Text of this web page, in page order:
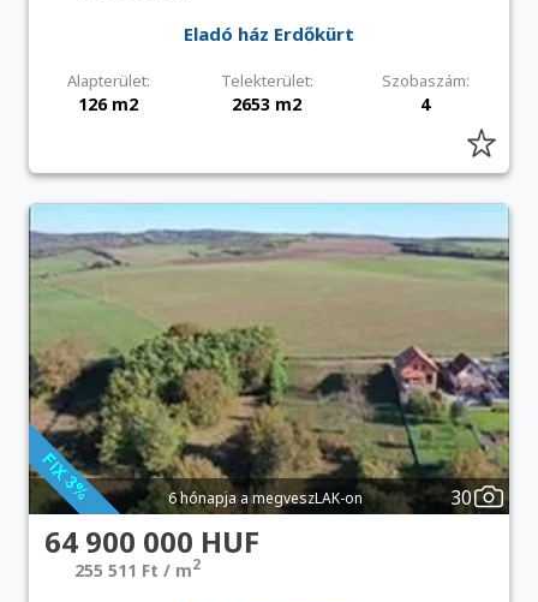
Eladó ház Erdőkürt
Alapterület: Telekterület: Szobaszám:
126 m2 2653 m2 4
6 hónapja a megveszLAK-on 30
64 900 000 HUF
255 511 Ft / m2